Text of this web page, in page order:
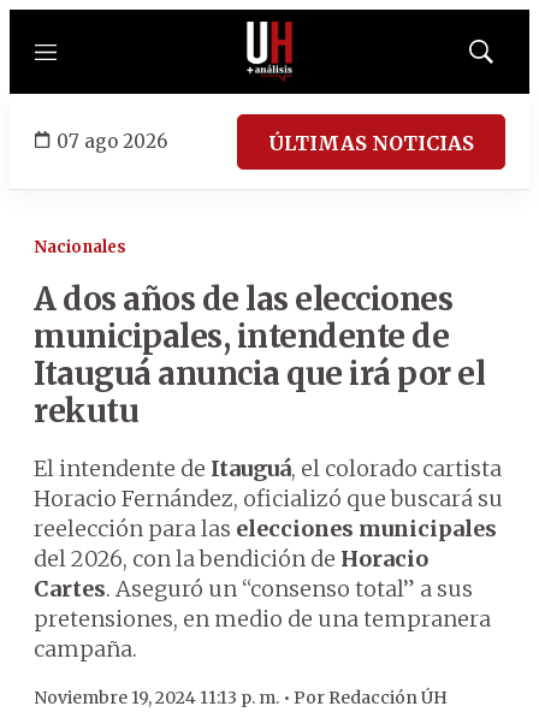
Menú
Mostrar
07 ago 2026 ÚLTIMAS NOTICIAS
Nacionales
A dos años de las elecciones
municipales, intendente de
Itauguá anuncia que irá por el
rekutu
El intendente de Itauguá, el colorado cartista
Horacio Fernández, oficializó que buscará su
reelección para las elecciones municipales
del 2026, con la bendición de Horacio
Cartes. Aseguró un “consenso total” a sus
pretensiones, en medio de una tempranera
campaña.
Noviembre 19, 2024 11:13 p. m. • Por Redacción ÚH